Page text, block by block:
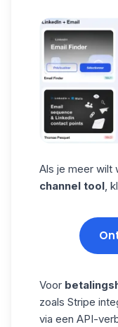
Als je meer wilt
channel tool,
Voor
zoals Stripe
via een API-